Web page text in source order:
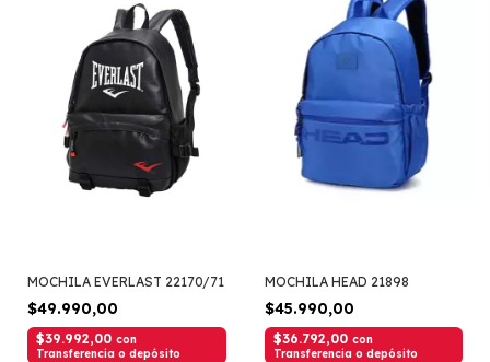
MOCHILA EVERLAST 22170/71
$49.990,00
$39.992,00 con
Transferencia o depósito
MOCHILA HEAD 21898
$45.990,00
$36.792,00 con
Transferencia o depósito